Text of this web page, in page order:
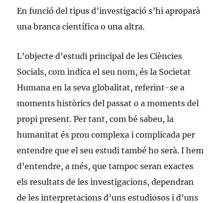
En funció del tipus d’investigació s’hi aproparà
una branca científica o una altra.
L’objecte d’estudi principal de les Ciències
Socials, com indica el seu nom, és la Societat
Humana en la seva globalitat, referint-se a
moments històrics del passat o a moments del
propi present. Per tant, com bé sabeu, la
humanitat és prou complexa i complicada per
entendre que el seu estudi també ho serà. I hem
d’entendre, a més, que tampoc seran exactes
els resultats de les investigacions, dependran
de les interpretacions d’uns estudiosos i d’uns